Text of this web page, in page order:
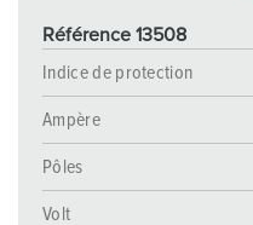
Référence 13508
Indice de protection
Ampère
Pôles
Volt